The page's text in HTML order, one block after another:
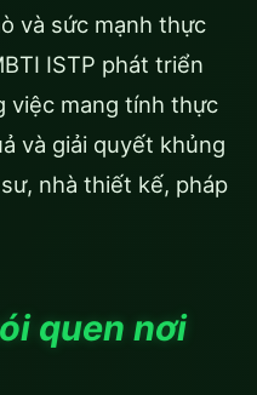
và sức mạnh thực
ISTP phát triển
việc mang tính thực
và giải quyết khủng
nhà thiết kế, pháp
quen nơi